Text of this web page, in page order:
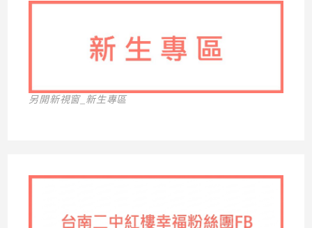
另開新視窗_新生專區